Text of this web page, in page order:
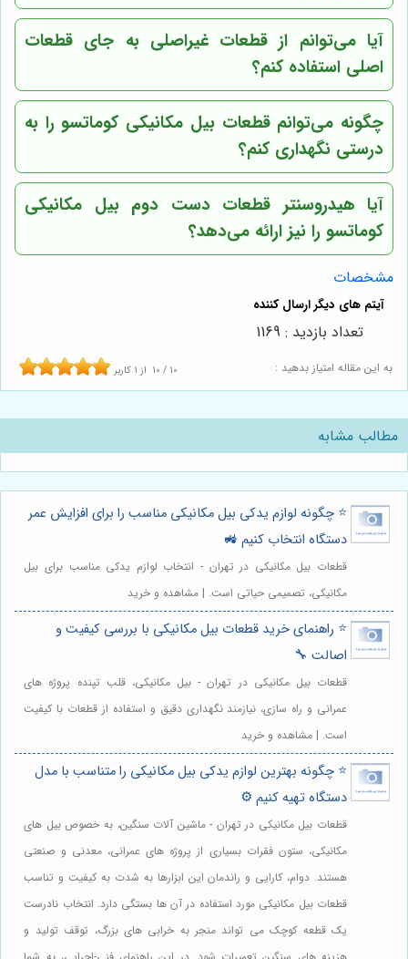
آیا می‌توانم از قطعات غیراصلی به جای قطعات
اصلی استفاده کنم؟
چگونه می‌توانم قطعات بیل مکانیکی کوماتسو را به
درستی نگهداری کنم؟
آیا هیدروسنتر قطعات دست دوم بیل مکانیکی
کوماتسو را نیز ارائه می‌دهد؟
مشخصات
به این مقاله امتیاز بدهید : 10 / 10 از 1 کاربر
تعداد بازدید : 1169
مطالب مشابه
⭐️ چگونه لوازم یدکی بیل مکانیکی مناسب را برای افزایش عمر
دستگاه انتخاب کنیم 🚜
قطعات بیل مکانیکی در تهران - انتخاب لوازم یدکی مناسب برای بیل
مکانیکی، تصمیمی حیاتی است. | مشاهده و خرید
⭐️ راهنمای خرید قطعات بیل مکانیکی با بررسی کیفیت و
اصالت 🔧
قطعات بیل مکانیکی در تهران - بیل مکانیکی، قلب تپنده پروژه های
عمرانی و راه سازی، نیازمند نگهداری دقیق و استفاده از قطعات با کیفیت
است. | مشاهده و خرید
⭐️ چگونه بهترین لوازم یدکی بیل مکانیکی را متناسب با مدل
دستگاه تهیه کنیم ⚙️
قطعات بیل مکانیکی در تهران - ماشین آلات سنگین، به خصوص بیل های
مکانیکی، ستون فقرات بسیاری از پروژه های عمرانی، معدنی و صنعتی
هستند. دوام، کارایی و راندمان این ابزارها به شدت به کیفیت و تناسب
قطعات بیل مکانیکی مورد استفاده در آن ها بستگی دارد. انتخاب نادرست
یک قطعه کوچک می تواند منجر به خرابی های بزرگ، توقف تولید و